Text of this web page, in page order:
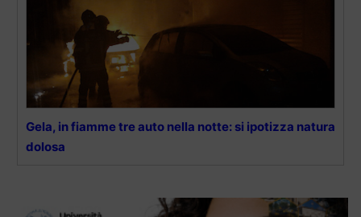
Gela, in fiamme tre auto nella notte: si ipotizza natura
dolosa